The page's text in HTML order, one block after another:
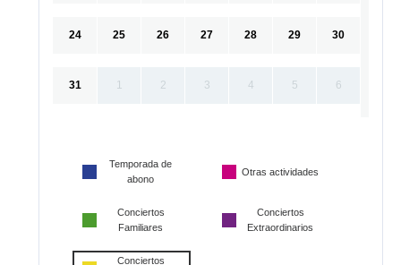
24 25 26 27 28 29 30
31 1 2 3 4 5 6
Temporada de
abono
Otras actividades
Conciertos
Familiares
Conciertos
Extraordinarios
Conciertos